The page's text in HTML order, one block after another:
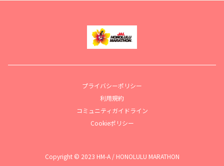
プライバシーポリシー
利用規約
コミュニティガイドライン
Cookieポリシー
Copyright © 2023 HM-A / HONOLULU MARATHON